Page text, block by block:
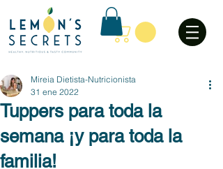
Tuppers para toda la
semana ¡y para toda la
familia!
Mireia Dietista-Nutricionista
31 ene 2022